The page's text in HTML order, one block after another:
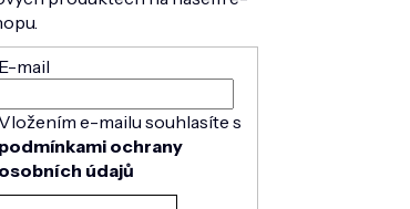
E-mail
e-mailu souhlasíte s
podmínkami ochrany
osobních údajů